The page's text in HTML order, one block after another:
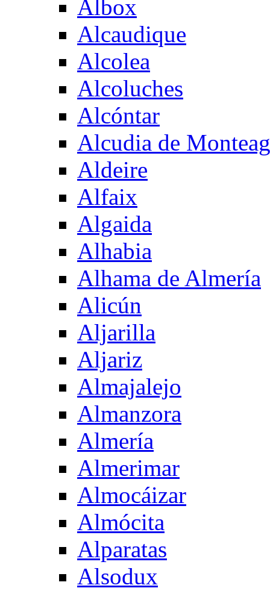
Albox
Alcaudique
Alcolea
Alcoluches
Alcóntar
Alcudia de
Aldeire
Alfaix
Algaida
Alhabia
Alhama de Almería
Alicún
Aljarilla
Aljariz
Almajalejo
Almanzora
Almería
Almerimar
Almocáizar
Almócita
Alparatas
Alsodux